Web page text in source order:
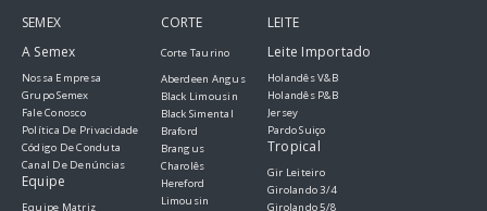
SEMEX
A Semex
Nossa Empresa
Grupo Semex
Fale Conosco
Política De Privacidade
Código De Conduta
Canal De Denúncias
Equipe
Equipe Matriz
CORTE
Corte Taurino
Aberdeen Angus
Black Limousin
Black Simental
Braford
Brangus
Charolês
Hereford
Limousin
LEITE
Leite Importado
Holandês V&B
Holandês P&B
Jersey
Pardo Suiço
Tropical
Gir Leiteiro
Girolando 3/4
Girolando 5/8